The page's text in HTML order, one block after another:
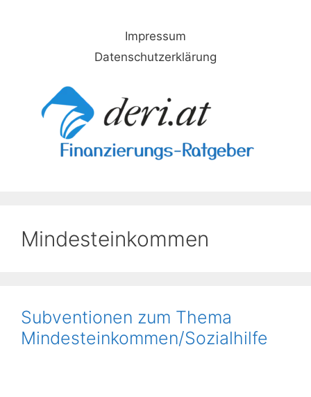
Impressum
Datenschutzerklärung
Mindesteinkommen
Subventionen zum Thema
Mindesteinkommen/Sozialhilfe